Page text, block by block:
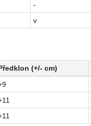
-
v
(+/- cm)
Předklon (+/- cm)